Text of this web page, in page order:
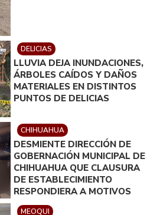
DELICIAS
LLUVIA DEJA INUNDACIONES,
ÁRBOLES CAÍDOS Y DAÑOS
MATERIALES EN DISTINTOS
PUNTOS DE DELICIAS
CHIHUAHUA
DESMIENTE DIRECCIÓN DE
GOBERNACIÓN MUNICIPAL DE
CHIHUAHUA QUE CLAUSURA
DE ESTABLECIMIENTO
RESPONDIERA A MOTIVOS
POLÍTICOS
MEOQUI